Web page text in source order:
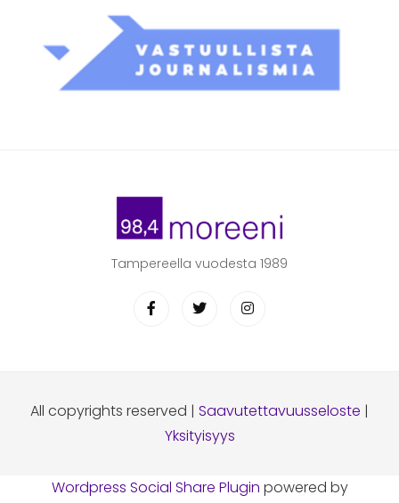
Tampereella vuodesta 1989
All copyrights reserved | Saavutettavuusseloste |
Yksityisyys
Wordpress Social Share Plugin powered by